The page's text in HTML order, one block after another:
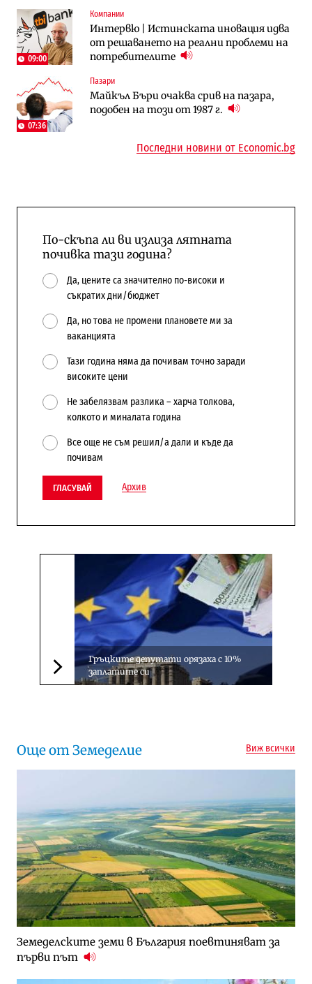
09:00
Компании
Интервю | Истинската иновация идва
от решаването на реални проблеми на
потребителите
07:36
Пазари
Майкъл Бъри очаква срив на пазара,
подобен на този от 1987 г.
Публични финанси
Общините вече зависят от
централната власт за 75% от
бюджетите си
To:know
Последни дни с обозначаване на цените
в лева: Какво предстои?
Отрасли
Жилищата в България поскъпват при
намаляващо население и все повече
сгради
Компании
А1 отново е лидер при технологичните
компании и системните интегратори
Последни новини от Economic.bg
По-скъпа ли ви излиза лятната
почивка тази година?
Да, цените са значително по-високи и
съкратих дни/бюджет
Да, но това не промени плановете ми за
ваканцията
Тази година няма да почивам точно заради
високите цени
Не забелязвам разлика – харча толкова,
колкото и миналата година
Все още не съм решил/а дали и къде да
почивам
ГЛАСУВАЙ Архив
Следваща новина
Гръцките депутати орязаха с 10%
заплатите си
Още от Земеделие Виж всички
Земеделските земи в България поевтиняват за
първи път